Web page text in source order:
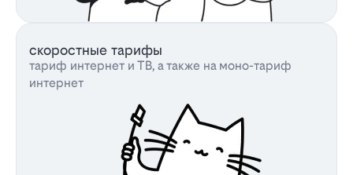
скоростные тарифы
тариф интернет и ТВ, а также на моно-тариф
интернет